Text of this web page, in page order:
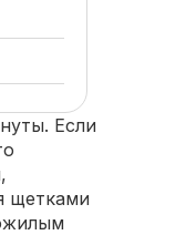
Если
щетками